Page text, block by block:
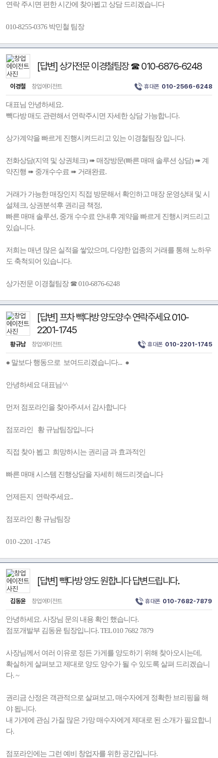
연락 주시면 편한 시간에 찾아뵙고 상담 드리겠습니다
010-8255-0376 박민철 팀장
[답변] 상가전문 이경철팀장 ☎ 010-6876-6248
이경철 창업에이전트 휴대폰 010-2566-6248
대표님 안녕하세요.
빽다방 매도 관련해서 연락주시면 자세한 상담 가능합니다.
상가계약을 빠르게 진행시켜드리고 있는 이경철팀장 입니다.
전화상담(지역 및 상권체크) ➠ 매장방문(빠른 매매 솔루션 상담) ➠ 계
약진행 ➠ 중개수수료 ➠ 거래완료.
거래가 가능한 매장인지 직접 방문해서 확인하고 매장 운영상태 및 시
설체크, 상권분석후 권리금 책정,
빠른 매매 솔루션, 중개 수수료 안내후 계약을 빠르게 진행시켜드리고
있습니다.
저희는 매년 많은 실적을 쌓았으며, 다양한 업종의 거래를 통해 노하우
도 축척되어 있습니다.
상가전문 이경철팀장 ☎ 010-6876-6248
[답변] 프차 빽다방 양도양수 연락주세요 010-
2201-1745
황규남 창업에이전트 휴대폰 010-2201-1745
● 말보다 행동으로 보여드리겠습니다... ●
안녕하세요 대표님^^
먼저 점포라인을 찾아주셔서 감사합니다
점포라인 황 규남팀장입니다
직접 찾아 뵙고 희망하시는 권리금 과 효과적인
빠른 매매 시스템 진행상담을 자세히 해드리겟습니다
언제든지 연락주세요..
점포라인 황 규남팀장
010 -2201 -1745
[답변] 빽다방 양도 원합니다 답변드립니다.
김동윤 창업에이전트 휴대폰 010-7682-7879
안녕하세요. 사장님 문의 내용 확인 했습니다.
점포개발부 김동윤 팀장입니다. TEL 010 7682 7879
사장님께서 여러 이유로 정든 가게를 양도하기 위해 찾아오시는데,
확실하게 살펴보고 제대로 양도 양수가 될 수 있도록 살펴 드리겠습니
다. ~
권리금 산정은 객관적으로 살펴보고, 매수자에게 정확한 브리핑을 해
야 됩니다.
내 가게에 관심 가질 많은 가망 매수자에게 제대로 된 소개가 필요합니
다.
점포라인에는 그런 예비 창업자를 위한 공간입니다.